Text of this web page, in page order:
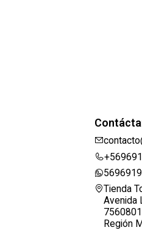
Tienda
Avenida
Región